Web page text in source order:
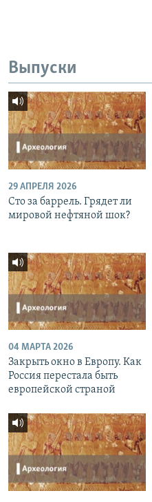
Выпуски
29 АПРЕЛЯ 2026
Сто за баррель. Грядет ли
мировой нефтяной шок?
04 МАРТА 2026
Закрыть окно в Европу. Как
Россия перестала быть
европейской страной